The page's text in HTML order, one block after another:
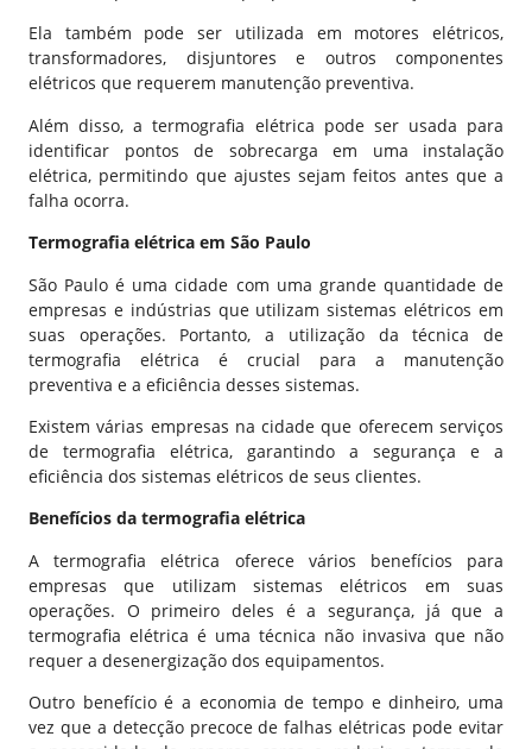
Ela também pode ser utilizada em motores elétricos,
transformadores, disjuntores e outros componentes
elétricos que requerem manutenção preventiva.
Além disso, a termografia elétrica pode ser usada para
identificar pontos de sobrecarga em uma instalação
elétrica, permitindo que ajustes sejam feitos antes que a
falha ocorra.
Termografia elétrica em São Paulo
São Paulo é uma cidade com uma grande quantidade de
empresas e indústrias que utilizam sistemas elétricos em
suas operações. Portanto, a utilização da técnica de
termografia elétrica é crucial para a manutenção
preventiva e a eficiência desses sistemas.
Existem várias empresas na cidade que oferecem serviços
de termografia elétrica, garantindo a segurança e a
eficiência dos sistemas elétricos de seus clientes.
Benefícios da termografia elétrica
A termografia elétrica oferece vários benefícios para
empresas que utilizam sistemas elétricos em suas
operações. O primeiro deles é a segurança, já que a
termografia elétrica é uma técnica não invasiva que não
requer a desenergização dos equipamentos.
Outro benefício é a economia de tempo e dinheiro, uma
vez que a detecção precoce de falhas elétricas pode evitar